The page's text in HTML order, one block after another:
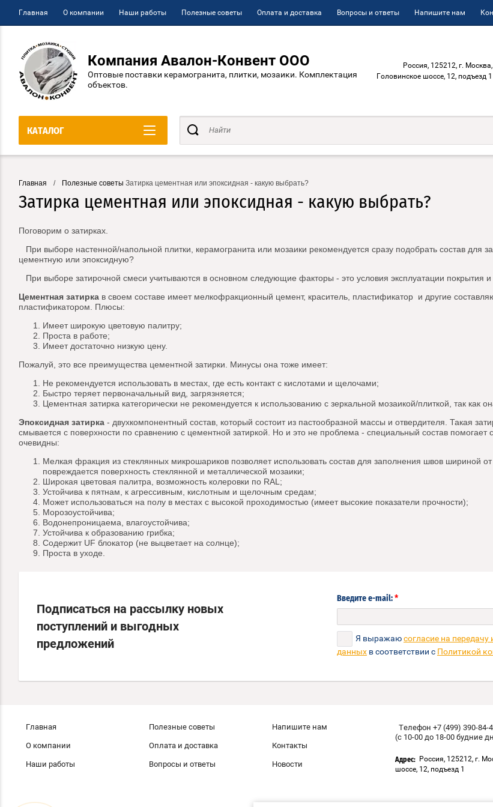
Главная О компании Наши работы Полезные советы Оплата и доставка Вопросы и ответы Напишите нам
Компания Авалон-Конвент ООО
Оптовые поставки керамогранита, плитки, мозаики. Комплектация
объектов.
Россия, 125212, г. Москва,
Головинское шоссе, 12, подъезд 1
КАТАЛОГ
Главная / Полезные советы Затирка цементная или эпоксидная - какую выбрать?
Затирка цементная или эпоксидная - какую выбрать?
Поговорим о затирках.
При выборе настенной/напольной плитки, керамогранита или мозаики рекомендуется сразу подобрать состав
цементную или эпоксидную?
При выборе затирочной смеси учитываются в основном следующие факторы - это условия эксплуатации покрытия
Цементная затирка в своем составе имеет мелкофракционный цемент, краситель, пластификатор и другие
пластификатором. Плюсы:
Имеет широкую цветовую палитру;
Проста в работе;
Имеет достаточно низкую цену.
Пожалуй, это все преимущества цементной затирки. Минусы она тоже имеет:
Не рекомендуется использовать в местах, где есть контакт с кислотами и щелочами;
Быстро теряет первоначальный вид, загрязняется;
Цементная затирка категорически не рекомендуется к использованию с зеркальной мозаикой/плиткой, так как
Эпоксидная затирка - двухкомпонентный состав, который состоит из пастообразной массы и отвердителя. Такая
смывается с поверхности по сравнению с цементной затиркой. Но и это не проблема - специальный состав помогает
очевидны:
Мелкая фракция из стеклянных микрошариков позволяет использовать состав для заполнения швов
повреждается поверхность стеклянной и металлической мозаики;
Широкая цветовая палитра, возможность колеровки по RAL;
Устойчива к пятнам, к агрессивным, кислотным и щелочным средам;
Может использоваться на полу в местах с высокой проходимостью (имеет высокие показатели прочности);
Морозоустойчива;
Водонепроницаема, влагоустойчива;
Устойчива к образованию грибка;
Содержит UF блокатор (не выцветает на солнце);
Проста в уходе.
Подписаться на рассылку новых
поступлений и выгодных
предложений
Введите e-mail: *
Я выражаюсогласие на
данныхв соответствии с Политикой
Главная
О компании
Наши работы
Полезные советы
Оплата и доставка
Вопросы и ответы
Напишите нам
Контакты
Новости
Телефон +7 (499) 390-84-
(с 10-00 до 18-00 будние
Адрес: Россия, 125212, г.
шоссе, 12, подъезд 1